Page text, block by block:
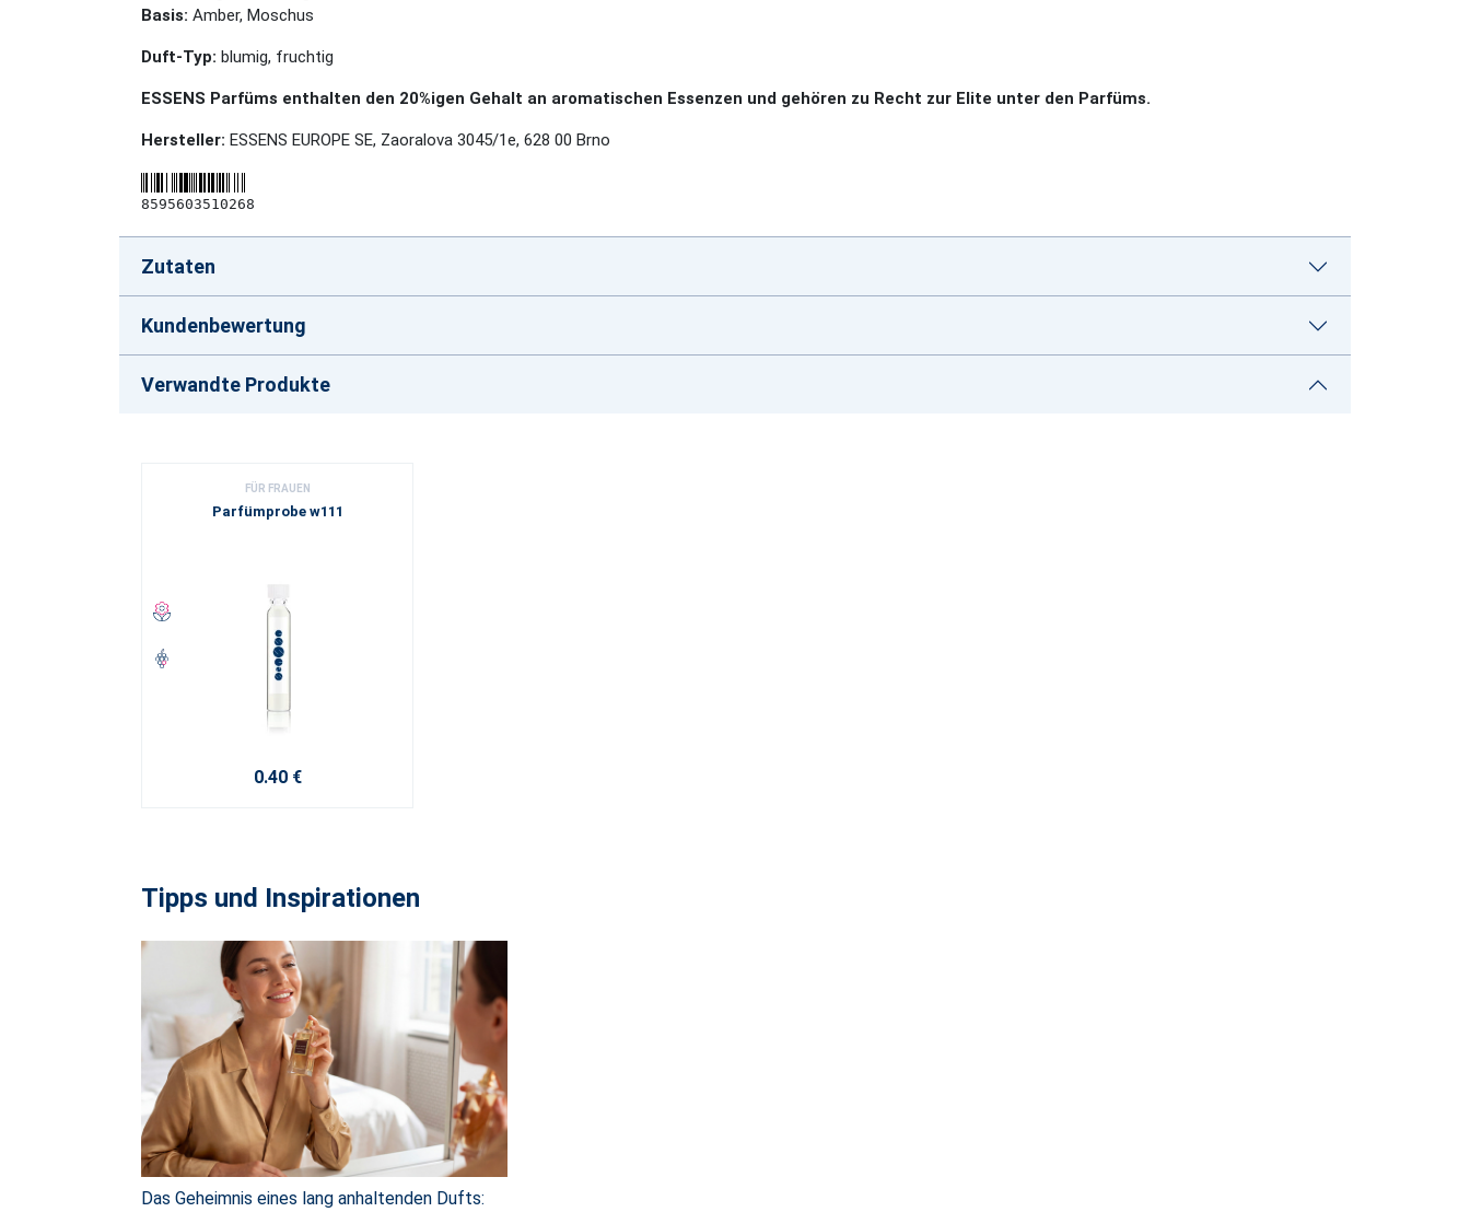
Basis: Amber, Moschus
Duft-Typ: blumig, fruchtig
ESSENS Parfüms enthalten den 20%igen Gehalt an aromatischen Essenzen und gehören zu Recht zur Elite unter den Parfüms.
Hersteller: ESSENS EUROPE SE, Zaoralova 3045/1e, 628 00 Brno
8595603510268
Zutaten
Kundenbewertung
Verwandte Produkte
FÜR FRAUEN
Parfümprobe w111
0.40 €
Tipps und Inspirationen
Das Geheimnis eines lang anhaltenden Dufts: